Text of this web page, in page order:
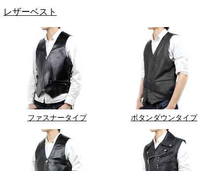
レザーベスト
ファスナータイプ ボタンダウンタイプ